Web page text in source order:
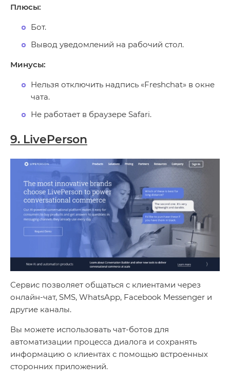
Плюсы:
Бот.
Вывод уведомлений на рабочий стол.
Минусы:
Нельзя отключить надпись «Freshchat» в окне
чата.
Не работает в браузере Safari.
9. LivePerson
Сервис позволяет общаться с клиентами через
онлайн-чат, SMS, WhatsApp, Facebook Messenger и
другие каналы.
Вы можете использовать чат-ботов для
автоматизации процесса диалога и сохранять
информацию о клиентах с помощью встроенных
сторонних приложений.